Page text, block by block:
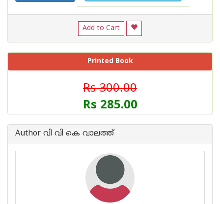
Add to Cart
Printed Book
Rs 300.00
Rs 285.00
Author വി വി കെ വാലത്ത്